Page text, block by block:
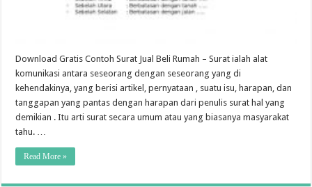
Download Gratis Contoh Surat Jual Beli Rumah – Surat ialah alat
komunikasi antara seseorang dengan seseorang yang di
kehendakinya, yang berisi artikel, pernyataan , suatu isu, harapan, dan
tanggapan yang pantas dengan harapan dari penulis surat hal yang
demikian . Itu arti surat secara umum atau yang biasanya masyarakat
tahu. …
Read More »